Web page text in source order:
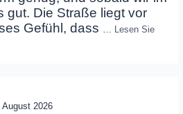
gut. Die Straße liegt vor
Gefühl, dass … Lesen Sie
August 2026